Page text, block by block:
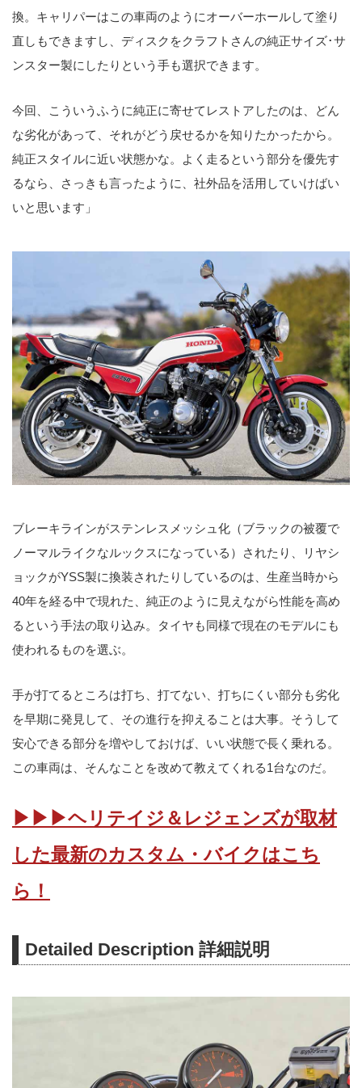
換。キャリパーはこの車両のようにオーバーホールして塗り
直しもできますし、ディスクをクラフトさんの純正サイズ･サ
ンスター製にしたりという手も選択できます。
今回、こういうふうに純正に寄せてレストアしたのは、どん
な劣化があって、それがどう戻せるかを知りたかったから。
純正スタイルに近い状態かな。よく走るという部分を優先す
るなら、さっきも言ったように、社外品を活用していけばい
いと思います」
ブレーキラインがステンレスメッシュ化（ブラックの被覆で
ノーマルライクなルックスになっている）されたり、リヤシ
ョックがYSS製に換装されたりしているのは、生産当時から
40年を経る中で現れた、純正のように見えながら性能を高め
るという手法の取り込み。タイヤも同様で現在のモデルにも
使われるものを選ぶ。
手が打てるところは打ち、打てない、打ちにくい部分も劣化
を早期に発見して、その進行を抑えることは大事。そうして
安心できる部分を増やしておけば、いい状態で長く乗れる。
この車両は、そんなことを改めて教えてくれる1台なのだ。
▶▶▶ヘリテイジ＆レジェンズが取材
した最新のカスタム・バイクはこち
ら！
Detailed Description 詳細説明